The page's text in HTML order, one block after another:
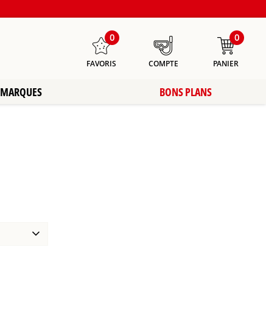
0
FAVORIS COMPTE
0
PANIER
MARQUES BONS PLANS